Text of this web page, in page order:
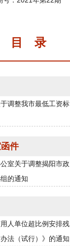
目 录
调整我市最低工资标
件
室关于调整揭阳市政
的通知
人单位超比例安排残
法（试行）》的通知